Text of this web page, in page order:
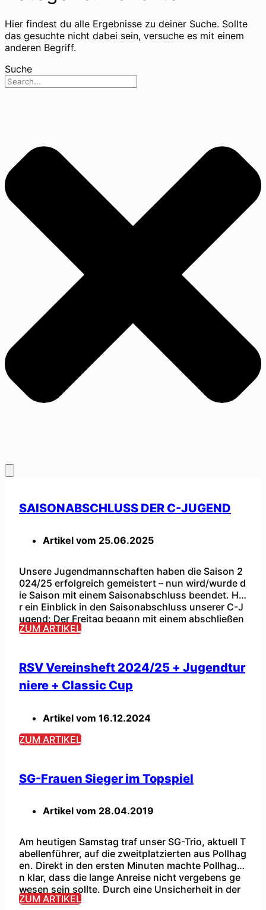
Hier findest du alle Ergebnisse zu deiner Suche. Sollte
das gesuchte nicht dabei sein, versuche es mit einem
anderen Begriff.
Suche
SAISONABSCHLUSS DER C-JUGEND
Artikel vom 25.06.2025
Unsere Jugendmannschaften haben die Saison 2
024/25 erfolgreich gemeistert – nun wird/wurde d
ie Saison mit einem Saisonabschluss beendet. Hie
r ein Einblick in den Saisonabschluss unserer C-J
ugend: Der Freitag begann mit einem abschließen
den Testspiel, welches wir noch einmal gewinnen
…) gemacht. Danach haben wir gemeinsam ein Fu
ßballspiel […]
...
ZUM ARTIKEL
RSV Vereinsheft 2024/25 + Jugendtur
niere + Classic Cup
Artikel vom 16.12.2024
ZUM ARTIKEL
SG-Frauen Sieger im Topspiel
Artikel vom 28.04.2019
Am heutigen Samstag traf unser SG-Trio, aktuell T
abellenführer, auf die zweitplatzierten aus Pollhag
en. Direkt in den ersten Minuten machte Pollhage
n klar, dass die lange Anreise nicht vergebens ge
wesen sein sollte. Durch eine Unsicherheit in der
Abwehr gingen die Gäste früh in Führung – 0:1. Im
...
ZUM ARTIKEL